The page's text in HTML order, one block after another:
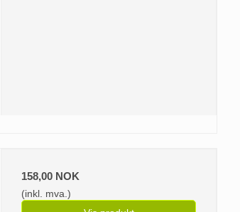
158,00 NOK
(inkl. mva.)